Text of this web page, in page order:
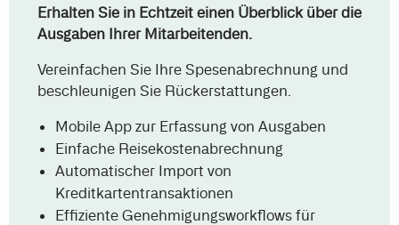
Erhalten Sie in Echtzeit einen Überblick über die
Ausgaben Ihrer Mitarbeitenden.
Vereinfachen Sie Ihre Spesenabrechnung und
beschleunigen Sie Rückerstattungen.
Mobile App zur Erfassung von Ausgaben
Einfache Reisekostenabrechnung
Automatischer Import von
Kreditkartentransaktionen
Effiziente Genehmigungsworkflows für